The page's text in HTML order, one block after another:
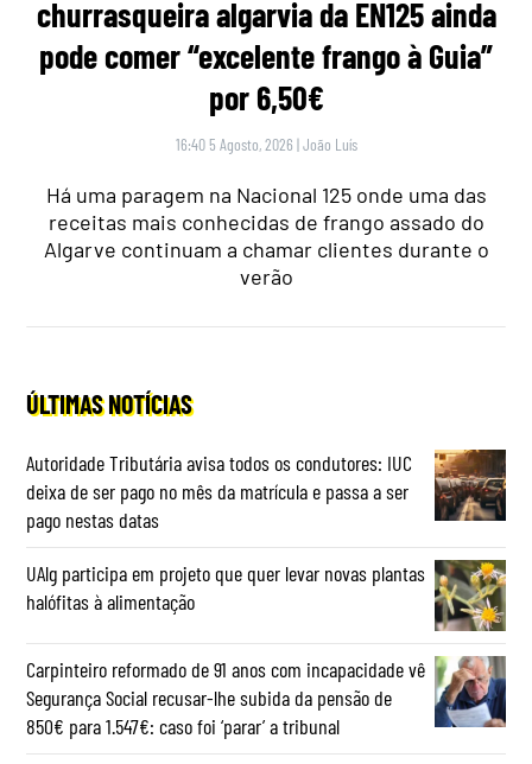
churrasqueira algarvia da EN125 ainda
pode comer “excelente frango à Guia”
por 6,50€
16:40 5 Agosto, 2026 |João Luís
Há uma paragem na Nacional 125 onde uma das
receitas mais conhecidas de frango assado do
Algarve continuam a chamar clientes durante o
verão
ÚLTIMAS NOTÍCIAS
Autoridade Tributária avisa todos os condutores: IUC
deixa de ser pago no mês da matrícula e passa a ser
pago nestas datas
UAlg participa em projeto que quer levar novas plantas
halófitas à alimentação
Carpinteiro reformado de 91 anos com incapacidade vê
Segurança Social recusar-lhe subida da pensão de
850€ para 1.547€: caso foi ‘parar’ a tribunal